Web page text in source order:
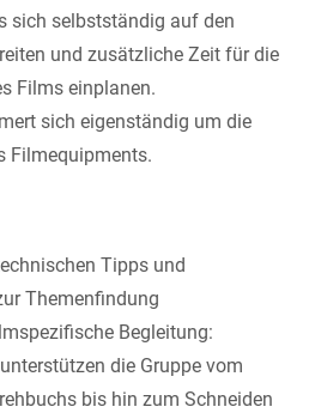
sich selbstständig auf den
und zusätzliche Zeit für die
Films einplanen.
sich eigenständig um die
Filmequipments.
Tipps und
Themenfindung
Begleitung:
die Gruppe vom
bis hin zum Schneiden